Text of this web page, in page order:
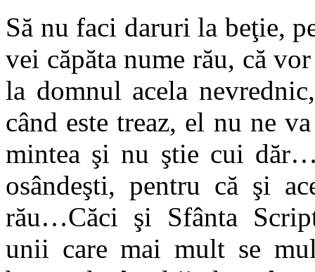
Să nu faci daruri la beţie,
vei căpăta nume rău, că
la domnul acela
când este treaz, el nu ne
mintea şi nu ştie cui
osândeşti, pentru că şi
rău…Căci şi Sfânta
unii care mai mult se